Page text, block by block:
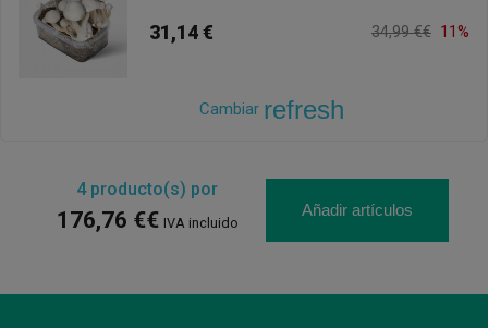
31,14 € 34,99 €€ 11%
Cambiar refresh
4producto(s) por
176,76 €€ IVA incluido
Añadir artículos